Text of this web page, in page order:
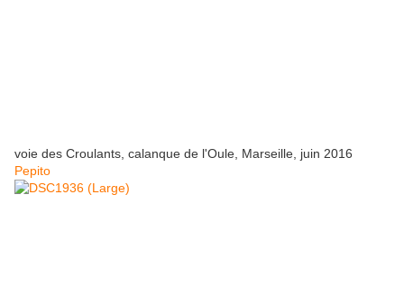
voie des Croulants, calanque de l'Oule, Marseille, juin 2016
Pepito